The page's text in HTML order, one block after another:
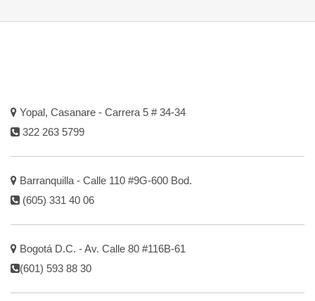
Yopal, Casanare - Carrera 5 # 34-34
322 263 5799
Barranquilla - Calle 110 #9G-600 Bod.
(605) 331 40 06
Bogotá D.C. - Av. Calle 80 #116B-61
(601) 593 88 30